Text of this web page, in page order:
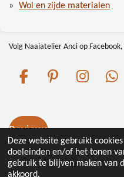
Deze website gebruikt
doeleinden en/of het tonen
gebruik te blijven maken van
akkoord.
Wol en zijde materialen
Volg Naaiatelier Anci op
F
e
b
o
o
P
e
r
e
I
a
g
r
W
s
A
p
Reviews
© 2016 - 2026 Naaiatelieranci.nl